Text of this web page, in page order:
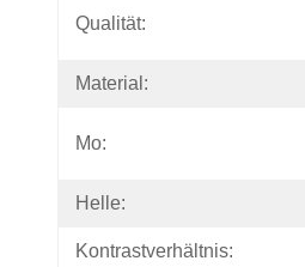
Qualität:
Material:
Mo:
Helle:
Kontrastverhältnis: